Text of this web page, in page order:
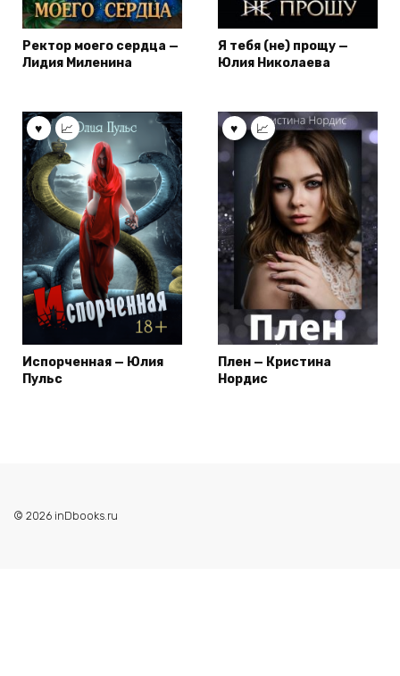
Ректор моего сердца —
Лидия Миленина
Я тебя (не) прощу —
Юлия Николаева
Испорченная — Юлия
Пульс
Плен — Кристина
Нордис
© 2026 inDbooks.ru